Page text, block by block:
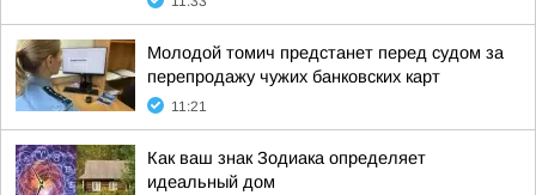
Молодой томич предстанет перед судом за
перепродажу чужих банковских карт
11:21
Как ваш знак Зодиака определяет
идеальный дом